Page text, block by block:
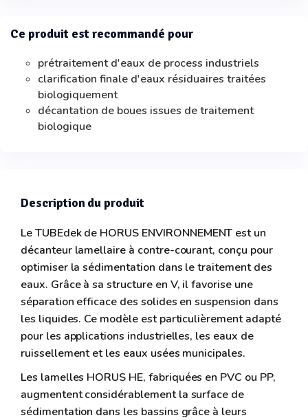
Ce produit est recommandé pour
prétraitement d'eaux de process industriels
clarification finale d'eaux résiduaires traitées
biologiquement
décantation de boues issues de traitement
biologique
Description du produit
Le TUBEdek de HORUS ENVIRONNEMENT est un
décanteur lamellaire à contre-courant, conçu pour
optimiser la sédimentation dans le traitement des
eaux. Grâce à sa structure en V, il favorise une
séparation efficace des solides en suspension dans
les liquides. Ce modèle est particulièrement adapté
pour les applications industrielles, les eaux de
ruissellement et les eaux usées municipales.
Les lamelles HORUS HE, fabriquées en PVC ou PP,
augmentent considérablement la surface de
sédimentation dans les bassins grâce à leurs